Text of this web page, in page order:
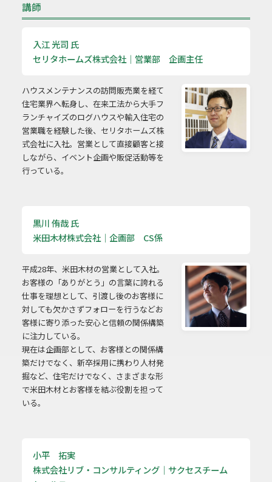
講師
入江 光司 氏
セリタホームズ株式会社｜営業部 企画主任
ハウスメンテナンスの訪問販売業を経て
住宅業界へ転身し、在来工法から大手フ
ランチャイズのログハウスや輸入住宅の
営業職を経験した後、セリタホームズ株
式会社に入社。営業として直接顧客と接
しながら、イベント企画や販促活動等を
行っている。
黒川 侑哉 氏
米田木材株式会社｜企画部 CS係
平成28年、米田木材の営業として入社。
お客様の「ありがとう」の言葉に誇れる
仕事を理想として、引渡し後のお客様に
対しても欠かさずフォローを行うなどお
客様に寄り添った安心と信頼の関係構築
に注力している。
現在は企画部として、お客様との関係構
築だけでなく、新卒採用に携わり人材発
掘など、住宅だけでなく、さまざまな形
で米田木材とお客様を結ぶ役割を担って
いる。
小平 拓実
株式会社リブ・コンサルティング｜サクセスチーム